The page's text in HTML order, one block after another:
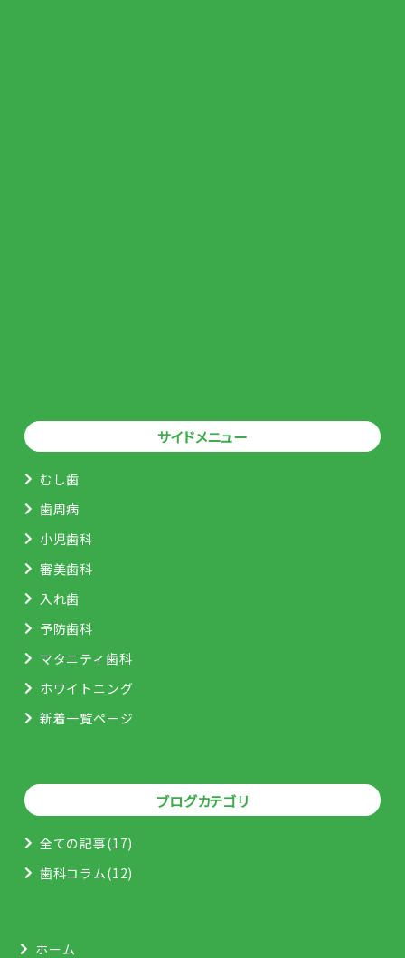
サイドメニュー
むし歯
歯周病
小児歯科
審美歯科
入れ歯
予防歯科
マタニティ歯科
ホワイトニング
新着一覧ページ
ブログカテゴリ
全ての記事(17)
歯科コラム(12)
ホーム